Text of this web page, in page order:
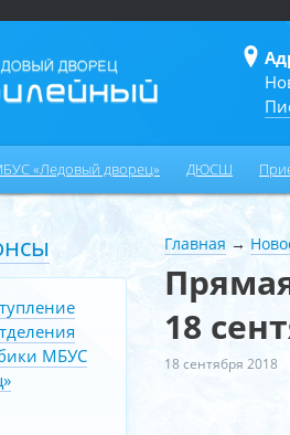
«Ледовый дворец» ДЮСШ
Главная →
18
18 сентября 2018
МБУС